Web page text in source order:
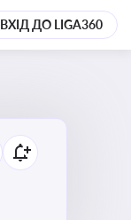
ВХІД ДО LIGA360